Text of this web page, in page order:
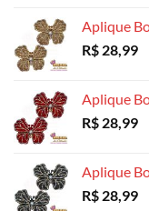
Aplique
R$ 28,99
Aplique
R$ 28,99
Aplique
R$ 28,99